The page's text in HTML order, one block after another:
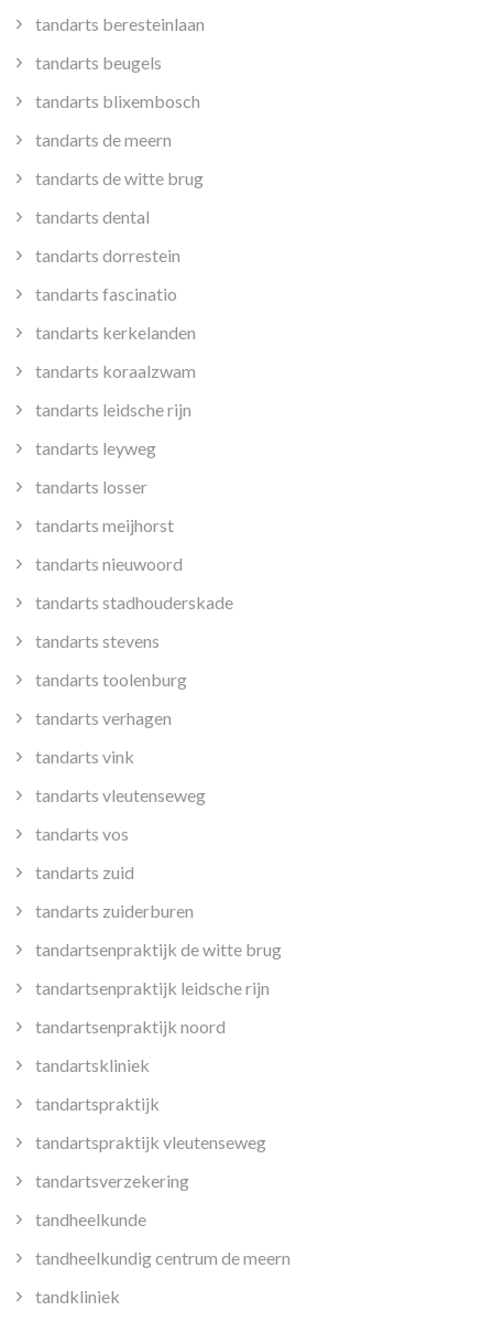
tandarts beresteinlaan
tandarts beugels
tandarts blixembosch
tandarts de meern
tandarts de witte brug
tandarts dental
tandarts dorrestein
tandarts fascinatio
tandarts kerkelanden
tandarts koraalzwam
tandarts leidsche rijn
tandarts leyweg
tandarts losser
tandarts meijhorst
tandarts nieuwoord
tandarts stadhouderskade
tandarts stevens
tandarts toolenburg
tandarts verhagen
tandarts vink
tandarts vleutenseweg
tandarts vos
tandarts zuid
tandarts zuiderburen
tandartsenpraktijk de witte brug
tandartsenpraktijk leidsche rijn
tandartsenpraktijk noord
tandartskliniek
tandartspraktijk
tandartspraktijk vleutenseweg
tandartsverzekering
tandheelkunde
tandheelkundig centrum de meern
tandkliniek